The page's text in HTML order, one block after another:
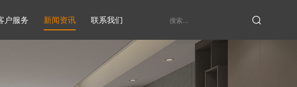
户服务 新闻资讯 联系我们